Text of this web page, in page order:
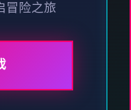
冒险之旅